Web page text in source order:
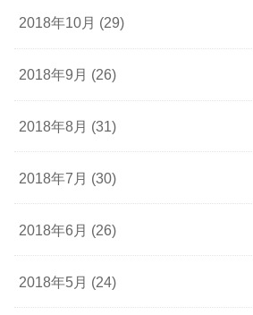
2018年10月 (29)
2018年9月 (26)
2018年8月 (31)
2018年7月 (30)
2018年6月 (26)
2018年5月 (24)